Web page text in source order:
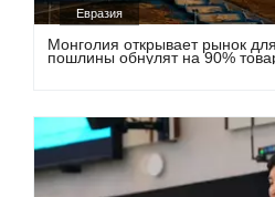
Евразия
Монголия открывает рынок
пошлины обнулят на 90%